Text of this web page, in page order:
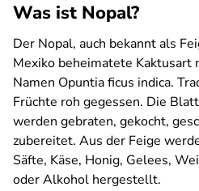
Was ist Nopal?
Der Nopal, auch bekannt als
Mexiko beheimatete Kaktusart
Namen Opuntia ficus indica.
Früchte roh gegessen. Die
werden gebraten, gekocht,
zubereitet. Aus der Feige
Säfte, Käse, Honig, Gelees,
oder Alkohol hergestellt.